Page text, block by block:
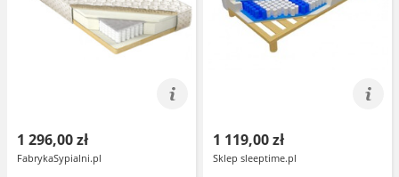
1 296,00 zł
FabrykaSypialni.pl
1 119,00 zł
Sklep sleeptime.pl